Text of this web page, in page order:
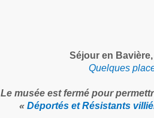
Séjour en
Quelques
Le musée est fermé pour
« Déportés et Résistants